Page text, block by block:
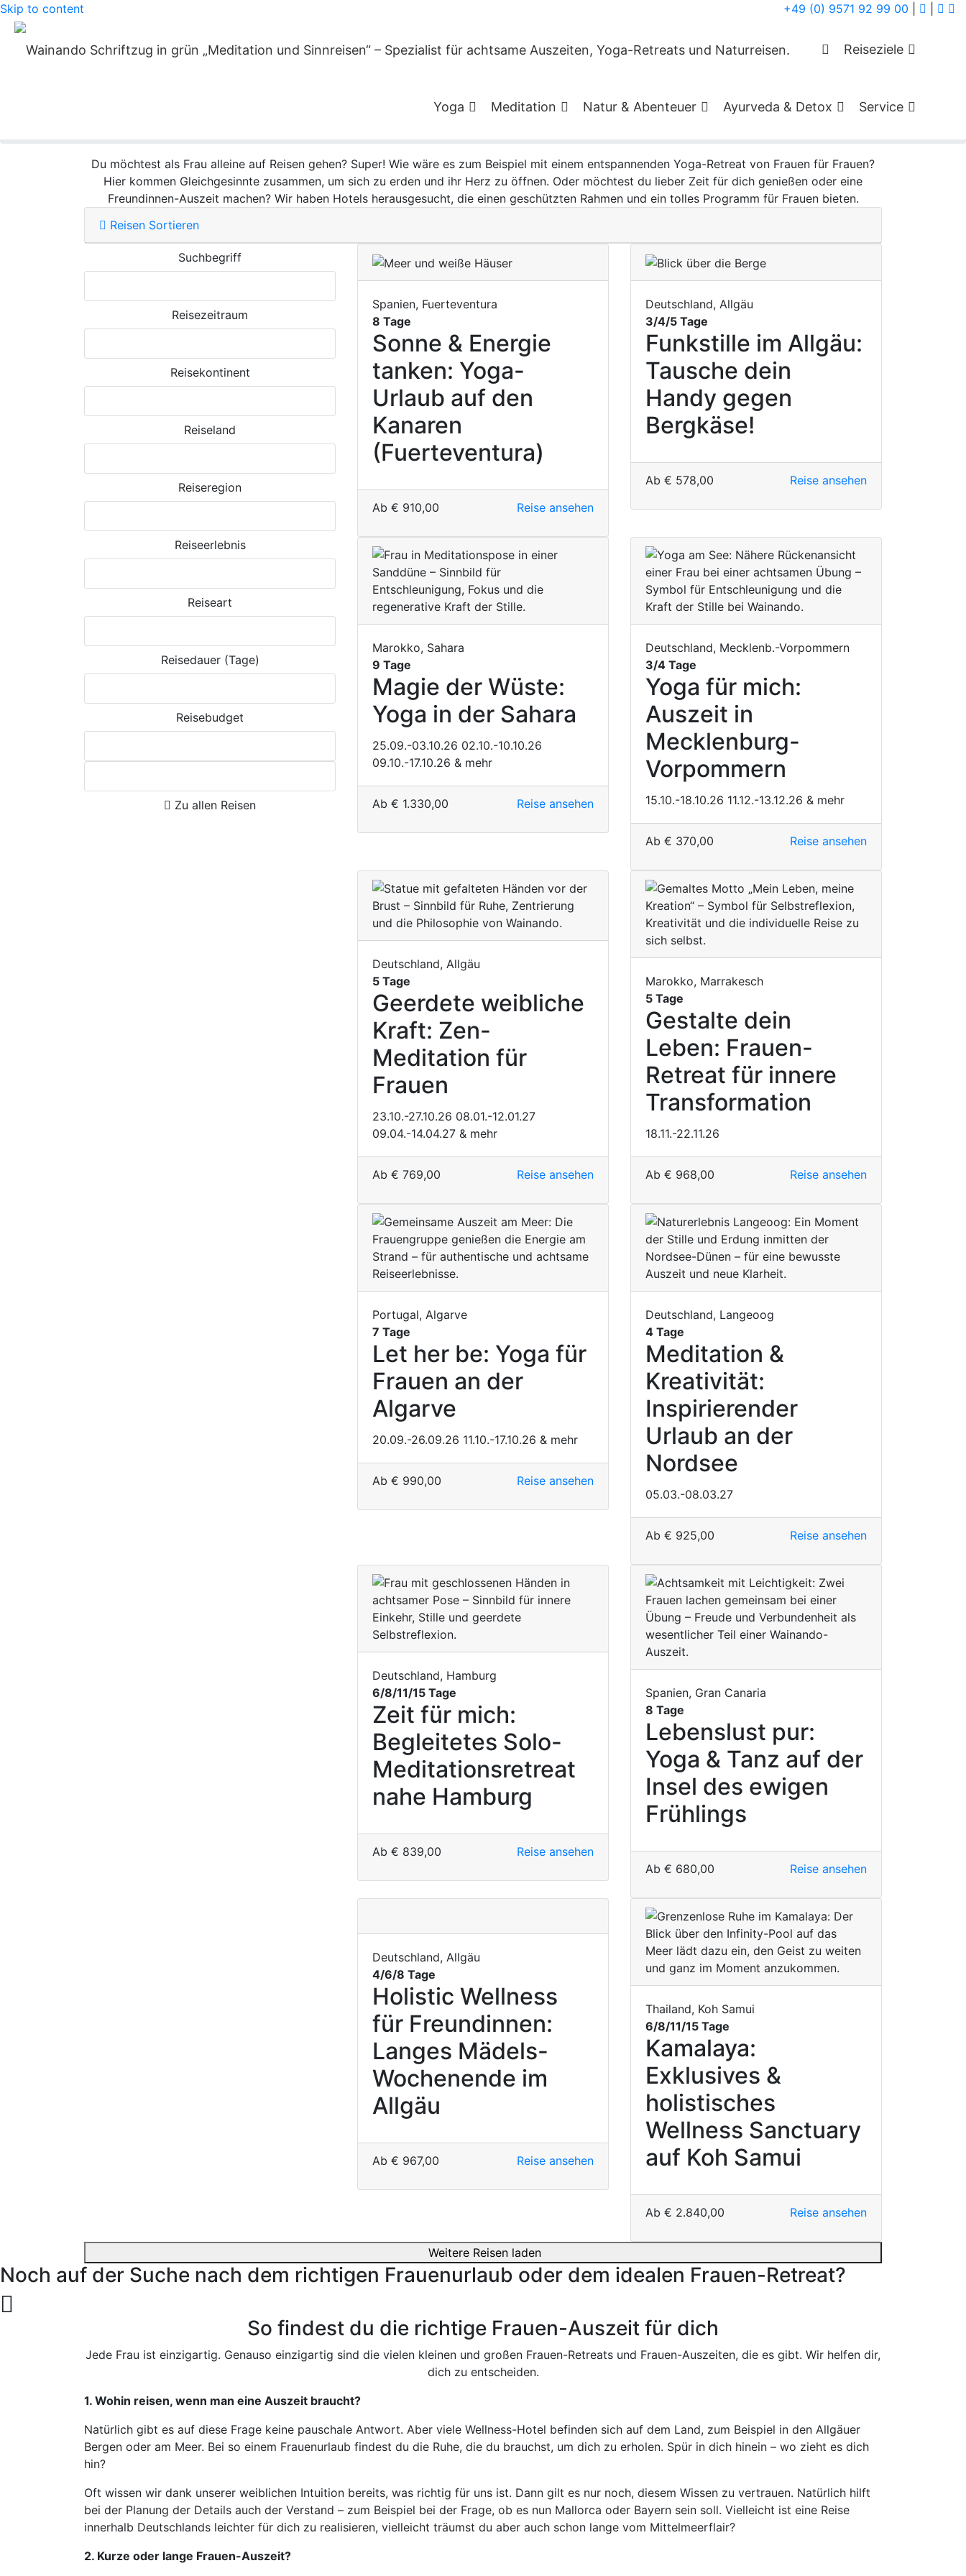
Skip to content +49 (0) 9571 92 99 00
Reiseziele
Yoga Meditation Natur & Abenteuer Ayurveda & Detox Service
Kurze Auszeiten für Frauen – Sisterhood bei Retreats
Du möchtest als Frau alleine auf Reisen gehen? Super! Wie wäre es zum Beispiel mit einem entspannenden Yoga-Retreat von Frauen für Frauen?
Hier kommen Gleichgesinnte zusammen, um sich zu erden und ihr Herz zu öffnen. Oder möchtest du lieber Zeit für dich genießen oder eine
Freundinnen-Auszeit machen? Wir haben Hotels herausgesucht, die einen geschützten Rahmen und ein tolles Programm für Frauen bieten.
Reisen Sortieren
Suchbegriff
Reisezeitraum
Reisekontinent
Reiseland
Reiseregion
Reiseerlebnis
Reiseart
Reisedauer (Tage)
Reisebudget
Zu allen Reisen
Spanien, Fuerteventura
8 Tage
Sonne & Energie
tanken: Yoga-
Urlaub auf den
Kanaren
(Fuerteventura)
Ab € 910,00 Reise ansehen
Deutschland, Allgäu
3/4/5 Tage
Funkstille im Allgäu:
Tausche dein
Handy gegen
Bergkäse!
Ab € 578,00 Reise ansehen
Marokko, Sahara
9 Tage
Magie der Wüste:
Yoga in der Sahara
25.09.-03.10.26 02.10.-10.10.26
09.10.-17.10.26 & mehr
Ab € 1.330,00 Reise ansehen
Deutschland, Mecklenb.-Vorpommern
3/4 Tage
Yoga für mich:
Auszeit in
Mecklenburg-
Vorpommern
15.10.-18.10.26 11.12.-13.12.26 & mehr
Ab € 370,00 Reise ansehen
Deutschland, Allgäu
5 Tage
Geerdete weibliche
Kraft: Zen-
Meditation für
Frauen
23.10.-27.10.26 08.01.-12.01.27
09.04.-14.04.27 & mehr
Ab € 769,00 Reise ansehen
Marokko, Marrakesch
5 Tage
Gestalte dein
Leben: Frauen-
Retreat für innere
Transformation
18.11.-22.11.26
Ab € 968,00 Reise ansehen
Portugal, Algarve
7 Tage
Let her be: Yoga für
Frauen an der
Algarve
20.09.-26.09.26 11.10.-17.10.26 & mehr
Ab € 990,00 Reise ansehen
Deutschland, Langeoog
4 Tage
Meditation &
Kreativität:
Inspirierender
Urlaub an der
Nordsee
05.03.-08.03.27
Ab € 925,00 Reise ansehen
Deutschland, Hamburg
6/8/11/15 Tage
Zeit für mich:
Begleitetes Solo-
Meditationsretreat
nahe Hamburg
Ab € 839,00 Reise ansehen
Spanien, Gran Canaria
8 Tage
Lebenslust pur:
Yoga & Tanz auf der
Insel des ewigen
Frühlings
Ab € 680,00 Reise ansehen
Deutschland, Allgäu
4/6/8 Tage
Holistic Wellness
für Freundinnen:
Langes Mädels-
Wochenende im
Allgäu
Ab € 967,00 Reise ansehen
Thailand, Koh Samui
6/8/11/15 Tage
Kamalaya:
Exklusives &
holistisches
Wellness Sanctuary
auf Koh Samui
Ab € 2.840,00 Reise ansehen
Weitere Reisen laden
Noch auf der Suche nach dem richtigen Frauenurlaub oder dem idealen Frauen-Retreat?
So findest du die richtige Frauen-Auszeit für dich
Jede Frau ist einzigartig. Genauso einzigartig sind die vielen kleinen und großen Frauen-Retreats und Frauen-Auszeiten, die es gibt. Wir helfen dir,
dich zu entscheiden.
1. Wohin reisen, wenn man eine Auszeit braucht?
Natürlich gibt es auf diese Frage keine pauschale Antwort. Aber viele Wellness-Hotel befinden sich auf dem Land, zum Beispiel in den Allgäuer
Bergen oder am Meer. Bei so einem Frauenurlaub findest du die Ruhe, die du brauchst, um dich zu erholen. Spür in dich hinein – wo zieht es dich
hin?
Oft wissen wir dank unserer weiblichen Intuition bereits, was richtig für uns ist. Dann gilt es nur noch, diesem Wissen zu vertrauen. Natürlich hilft
bei der Planung der Details auch der Verstand – zum Beispiel bei der Frage, ob es nun Mallorca oder Bayern sein soll. Vielleicht ist eine Reise
innerhalb Deutschlands leichter für dich zu realisieren, vielleicht träumst du aber auch schon lange vom Mittelmeerflair?
2. Kurze oder lange Frauen-Auszeit?